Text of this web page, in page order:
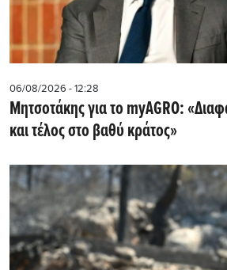
06/08/2026 - 12:28
Μητσοτάκης για το myAGRO:
και τέλος στο βαθύ κράτος»